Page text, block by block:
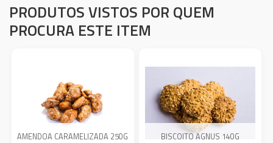
PRODUTOS VISTOS POR QUEM
PROCURA ESTE ITEM
AMENDOA CARAMELIZADA 250G BISCOITO AGNUS 140G